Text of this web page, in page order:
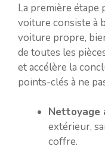
La première étape
voiture consiste à
voiture propre,
de toutes les
et accélère la
points-clés à ne
Nettoyage
extérieur,
coffre.